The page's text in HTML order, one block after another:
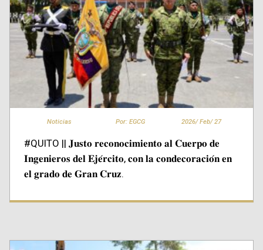
Noticias Por: EGCG 2026/ Feb/ 27
#QUITO || 𝐉𝐮𝐬𝐭𝐨 𝐫𝐞𝐜𝐨𝐧𝐨𝐜𝐢𝐦𝐢𝐞𝐧𝐭𝐨 𝐚𝐥 𝐂𝐮𝐞𝐫𝐩𝐨 𝐝𝐞
𝐈𝐧𝐠𝐞𝐧𝐢𝐞𝐫𝐨𝐬 𝐝𝐞𝐥 𝐄𝐣𝐞́𝐫𝐜𝐢𝐭𝐨, 𝐜𝐨𝐧 𝐥𝐚 𝐜𝐨𝐧𝐝𝐞𝐜𝐨𝐫𝐚𝐜𝐢𝐨́𝐧 𝐞𝐧
𝐞𝐥 𝐠𝐫𝐚𝐝𝐨 𝐝𝐞 𝐆𝐫𝐚𝐧 𝐂𝐫𝐮𝐳.